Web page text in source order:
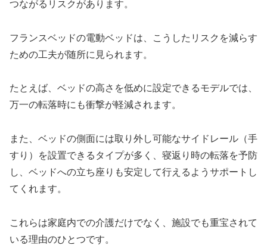
つながるリスクがあります。
フランスベッドの電動ベッドは、こうしたリスクを減らす
ための工夫が随所に見られます。
たとえば、ベッドの高さを低めに設定できるモデルでは、
万一の転落時にも衝撃が軽減されます。
また、ベッドの側面には取り外し可能なサイドレール（手
すり）を設置できるタイプが多く、寝返り時の転落を予防
し、ベッドへの立ち座りも安定して行えるようサポートし
てくれます。
これらは家庭内での介護だけでなく、施設でも重宝されて
いる理由のひとつです。